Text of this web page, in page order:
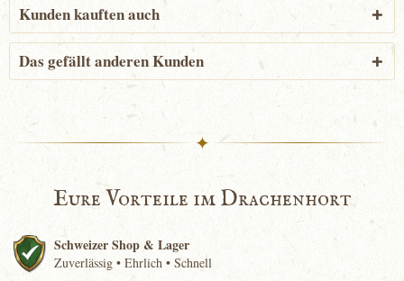
Kunden kauften auch
Das gefällt anderen Kunden
✦
Eure Vorteile im Drachenhort
Schweizer Shop & Lager
Zuverlässig • Ehrlich • Schnell